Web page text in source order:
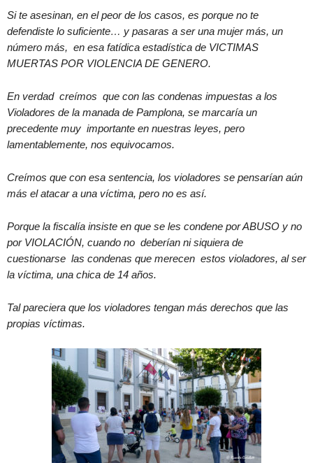
Si te asesinan, en el peor de los casos, es porque no te
defendiste lo suficiente… y pasaras a ser una mujer más, un
número más, en esa fatídica estadística de VICTIMAS
MUERTAS POR VIOLENCIA DE GENERO.
En verdad creímos que con las condenas impuestas a los
Violadores de la manada de Pamplona, se marcaría un
precedente muy importante en nuestras leyes, pero
lamentablemente, nos equivocamos.
Creímos que con esa sentencia, los violadores se pensarían aún
más el atacar a una víctima, pero no es así.
Porque la fiscalía insiste en que se les condene por ABUSO y no
por VIOLACIÓN, cuando no deberían ni siquiera de
cuestionarse las condenas que merecen estos violadores, al ser
la víctima, una chica de 14 años.
Tal pareciera que los violadores tengan más derechos que las
propias víctimas.